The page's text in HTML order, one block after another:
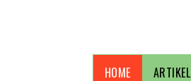
HOME ARTIKEL